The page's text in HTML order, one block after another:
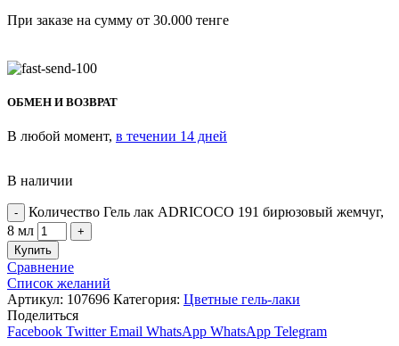
При заказе на сумму от 30.000 тенге
ОБМЕН И ВОЗВРАТ
В любой момент, в течении 14 дней
В наличии
Количество Гель лак ADRICOCO 191 бирюзовый жемчуг,
8 мл
Купить
Сравнение
Список желаний
Артикул: 107696 Категория: Цветные гель-лаки
Поделиться
Facebook Twitter Email WhatsApp WhatsApp Telegram